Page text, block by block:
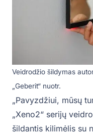
Veidrodžio šildymas
„Geberit“ nuotr.
„Pavyzdžiui, mūsų
„Xeno2“ serijų
šildantis kilimėlis su